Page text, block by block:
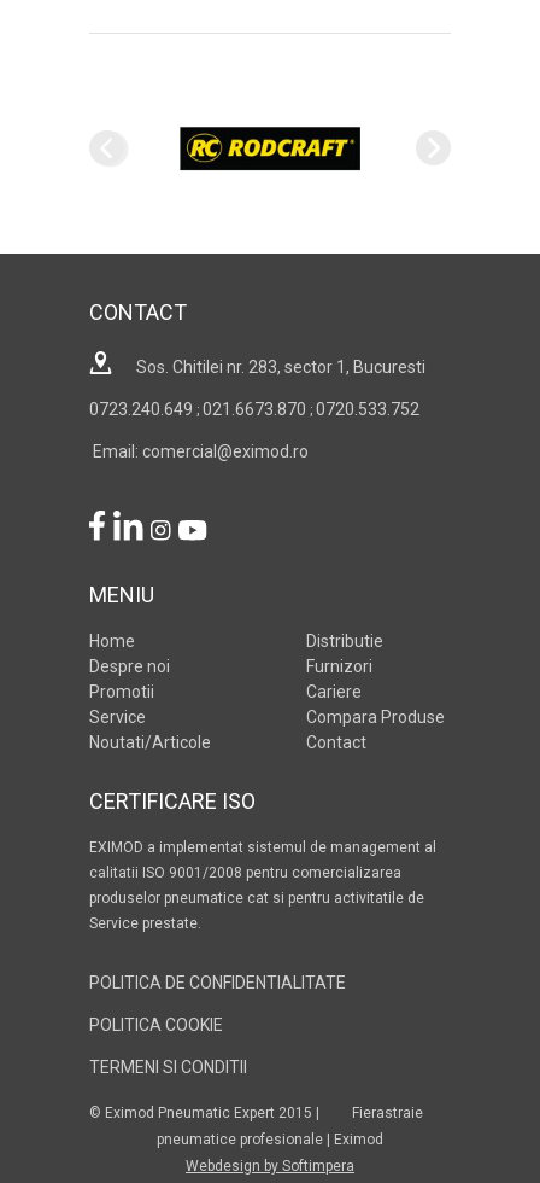
CONTACT
Sos. Chitilei nr. 283, sector 1, Bucuresti
0723.240.649 ; 021.6673.870 ; 0720.533.752
Email: comercial@eximod.ro
MENIU
Home
Despre noi
Promotii
Service
Noutati/Articole
Distributie
Furnizori
Cariere
Compara Produse
Contact
CERTIFICARE ISO
EXIMOD a implementat sistemul de management al
calitatii ISO 9001/2008 pentru comercializarea
produselor pneumatice cat si pentru activitatile de
Service prestate.
POLITICA DE CONFIDENTIALITATE
POLITICA COOKIE
TERMENI SI CONDITII
© Eximod Pneumatic Expert 2015 |
Fierastraie
pneumatice profesionale | Eximod
Webdesign by Softimpera